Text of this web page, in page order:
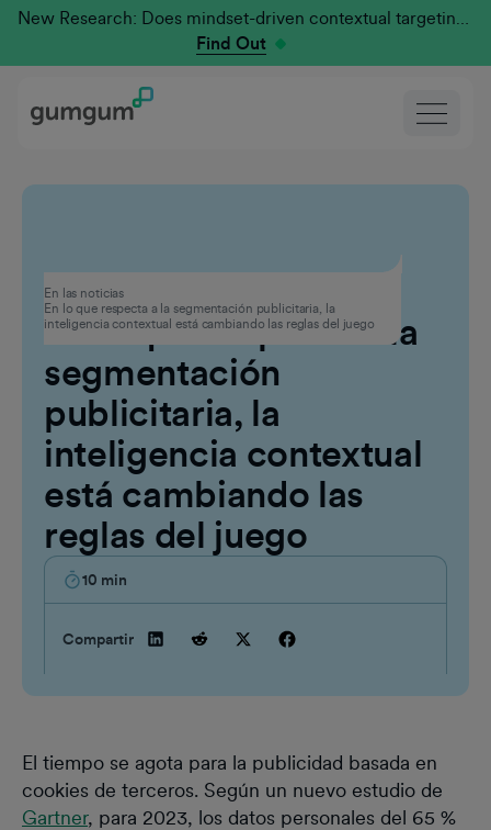
New Research: Does mindset-driven contextual targeting outperform traditional?
Find Out
En las noticias
En lo que respecta a la segmentación publicitaria, la
inteligencia contextual está cambiando las reglas del juego
Publicidad
En lo que respecta a la
segmentación
publicitaria, la
inteligencia contextual
está cambiando las
reglas del juego
10 min
Compartir
El tiempo se agota para la publicidad basada en
cookies de terceros. Según un nuevo estudio de
Gartner, para 2023, los datos personales del 65 %